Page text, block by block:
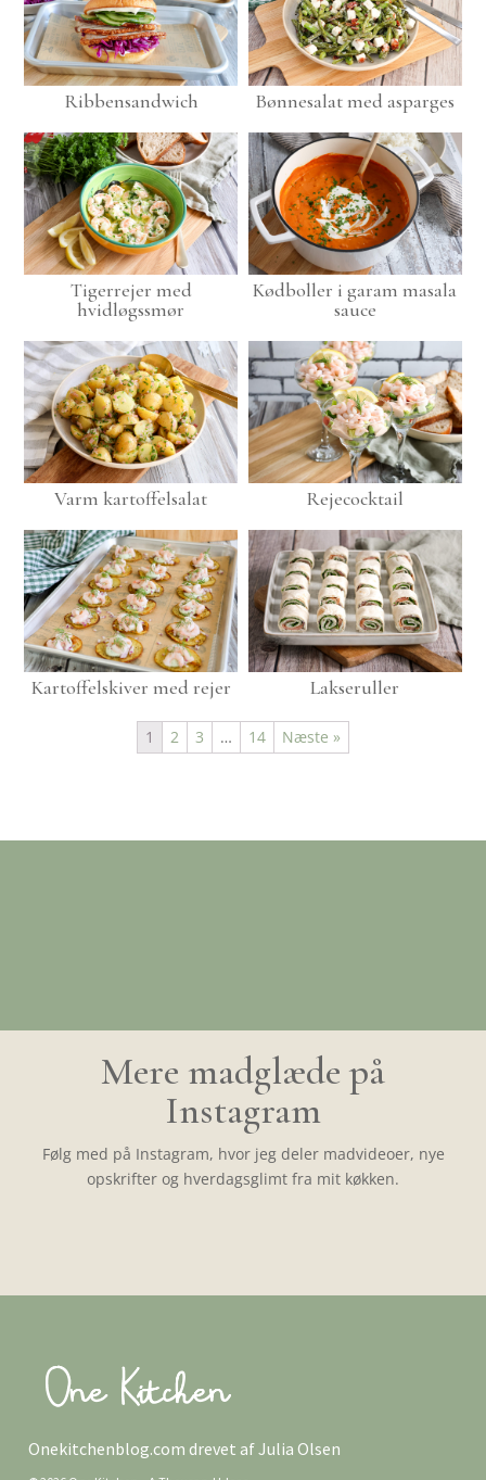
Ribbensandwich Bønnesalat med asparges
Tigerrejer med
hvidløgssmør
Kødboller i garam masala
sauce
Varm kartoffelsalat Rejecocktail
Kartoffelskiver med rejer Lakseruller
1 2 3 … 14 Næste »
Mere madglæde på
Instagram
Følg med på Instagram, hvor jeg deler madvideoer, nye
opskrifter og hverdagsglimt fra mit køkken.
Onekitchenblog.com drevet af Julia Olsen